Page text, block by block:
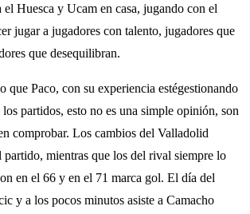
Huesca y Ucam en casa, jugando con el
jugar a jugadores con talento, jugadores que
que desequilibran.
que Paco, con su experiencia estégestionando
partidos, esto no es una simple opinión, son
comprobar. Los cambios del Valladolid
mientras que los del rival siempre lo
en el 66 y en el 71 marca gol. El día del
y a los pocos minutos asiste a Camacho